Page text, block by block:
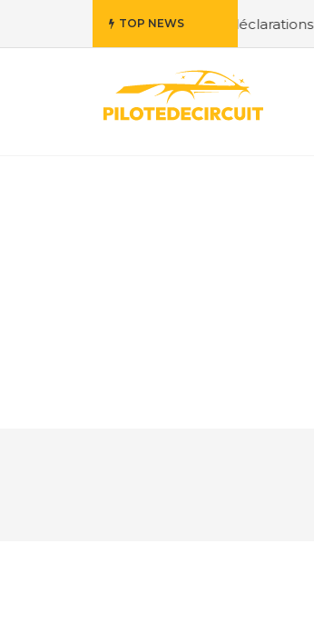
TOP NEWS
1 : Retour sur les déclarations controversées